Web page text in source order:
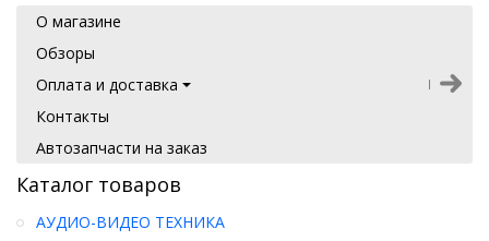
О магазине
Обзоры
Оплата и доставка
Контакты
Автозапчасти на заказ
Каталог товаров
АУДИО-ВИДЕО ТЕХНИКА